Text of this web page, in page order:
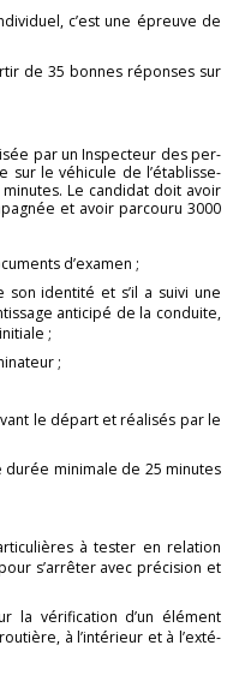
c’est une épreuve de
de 35 bonnes ré­ponses sur
par un Ins­pec­teur des per­
sur le vé­hi­cule de l’éta­blis­se­
Le can­di­dat doit avoir
et avoir par­couru 3000
d’exa­men ;
son iden­tité et s’il a suivi une
an­ti­cipé de la conduite,
;
;
le dé­part et réa­li­sés par le
durée mi­ni­male de 25 mi­nutes
à tes­ter en re­la­tion
s’ar­rê­ter avec pré­ci­sion et
la vé­ri­fi­ca­tion d’un élé­ment
à l’in­té­rieur et à l’ex­té­